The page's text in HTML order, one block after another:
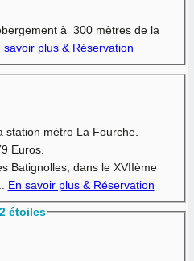
à 300 mètres de la
savoir plus & Réservation
station métro La Fourche.
Euros.
Batignolles, dans le XVIIème
En savoir plus & Réservation
étoiles